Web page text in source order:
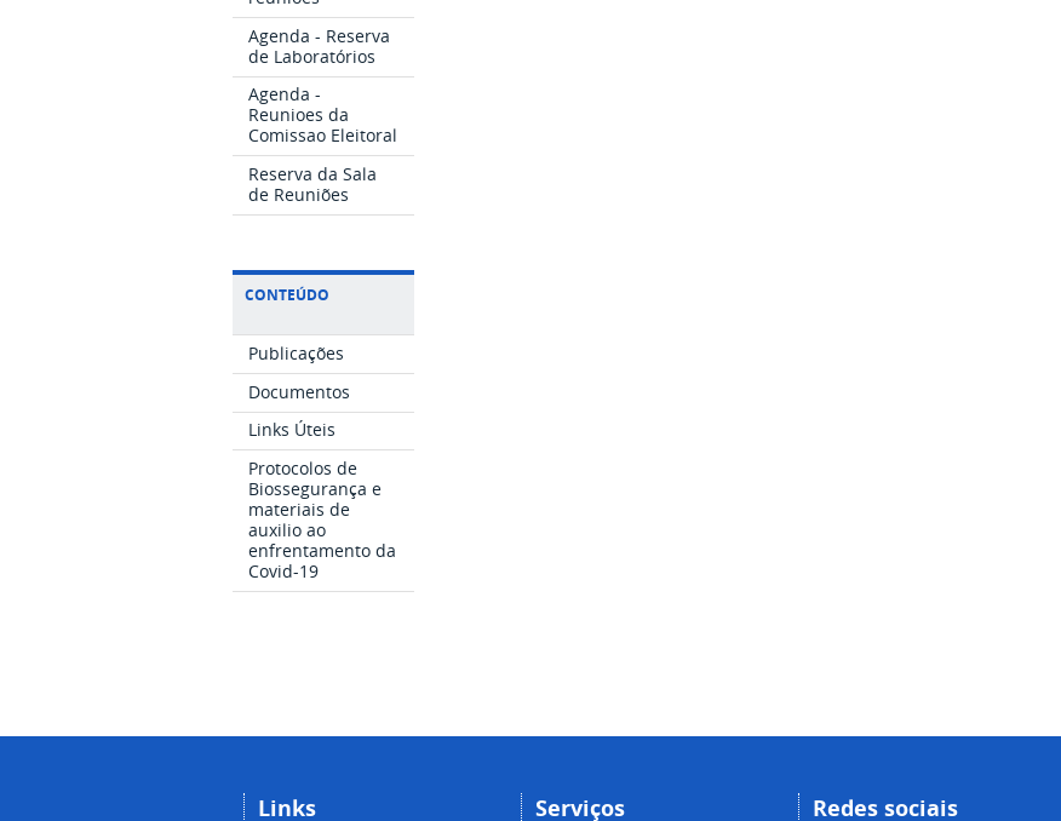
Agenda - Reserva
de Laboratórios
Agenda -
Reunioes da
Comissao Eleitoral
Reserva da Sala
de Reuniões
CONTEÚDO
Publicações
Documentos
Links Úteis
Protocolos de
Biossegurança e
materiais de
auxilio ao
enfrentamento da
Covid-19
Links Serviços Redes sociais